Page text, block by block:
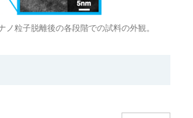
粒子脱離後の各段階での試料の外観。